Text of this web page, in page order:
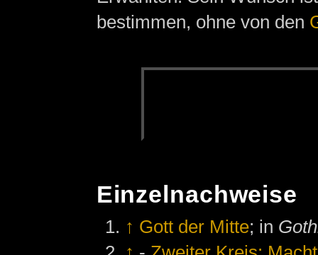
bestimmen, ohne von den
Einzelnachweise
↑ Gott der Mitte; in